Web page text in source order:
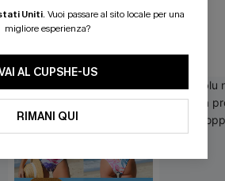
40,00 € 24,90 €
ANCHE
Uniti. Vuoi passare al sito locale per una
migliore esperienza?
AL CUPSHE-US
RIMANI QUI